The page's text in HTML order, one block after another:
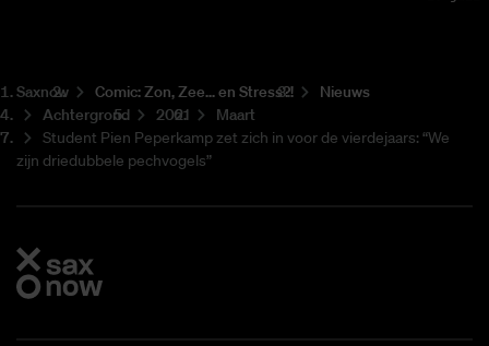
Saxnow Co­mic: Zon, Zee... en Stress?!
Nieuws
Achtergrond
2021
Maart
Student Pien Peperkamp zet zich in voor de vierdejaars: “We
zijn driedubbele pechvogels”